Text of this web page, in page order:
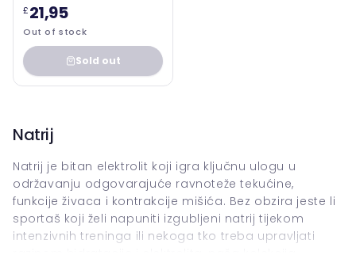
£21,95
Out of stock
Sold out
Natrij
Natrij je bitan elektrolit koji igra ključnu ulogu u
održavanju odgovarajuće ravnoteže tekućine,
funkcije živaca i kontrakcije mišića. Bez obzira jeste li
sportaš koji želi napuniti izgubljeni natrij tijekom
intenzivnih treninga ili nekoga tko treba upravljati